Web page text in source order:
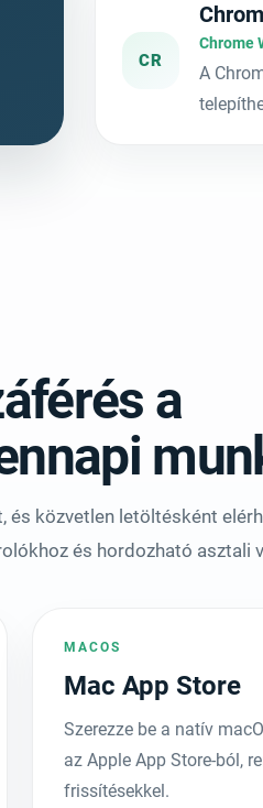
CR
Chrome
A
a
és közvetlen letöltésként
és hordozható asztali
MACOS
Mac App Store
Szerezze be a natív
az Apple App Store-ból,
frissítésekkel.